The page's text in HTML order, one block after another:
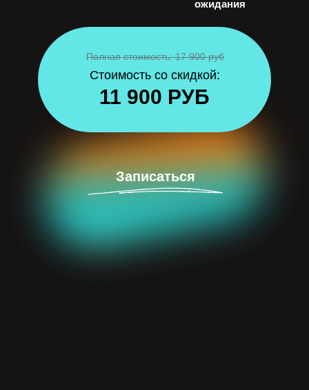
Записаться
Полная стоимость: 17 900 руб
Стоимость со скидкой:
11 900 РУБ
ожидания